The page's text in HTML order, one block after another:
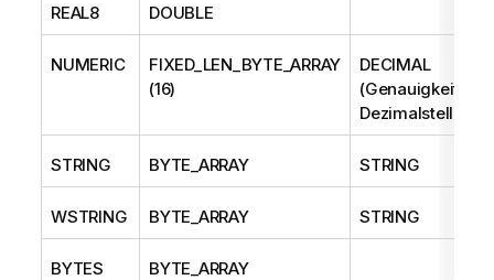
REAL8 DOUBLE
NUMERIC
FIXED_LEN_BYTE_ARRAY
(16)
DECIMAL
(Genauigkeit,
Dezimalstellen)
STRING BYTE_ARRAY STRING
WSTRING BYTE_ARRAY STRING
BYTES BYTE_ARRAY